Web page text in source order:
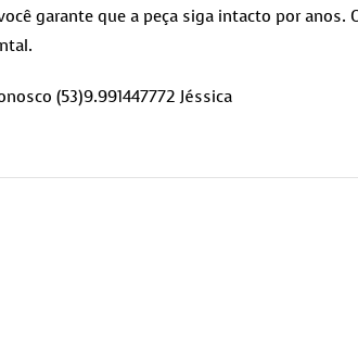
garante que a peça siga intacto por anos.
(53)9.991447772 Jéssica